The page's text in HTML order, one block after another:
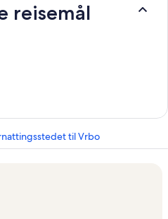
reisemål
til Vrbo